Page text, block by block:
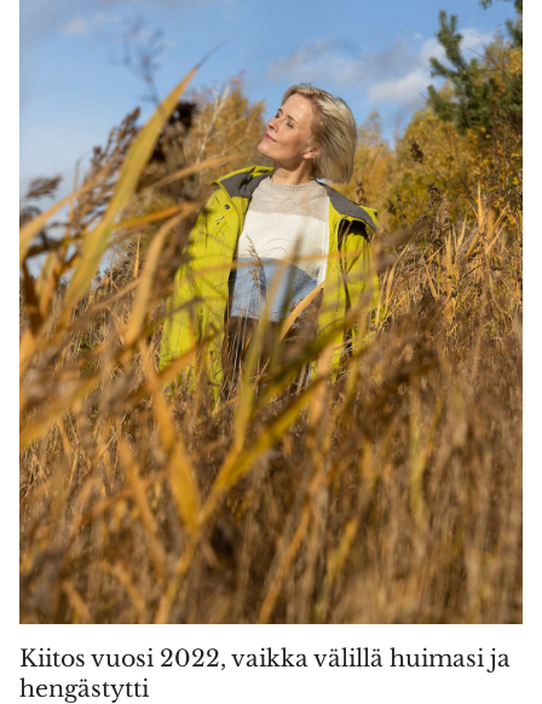
Kiitos vuosi 2022, vaikka välillä huimasi ja
hengästytti